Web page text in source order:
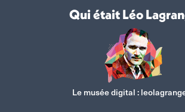
Qui était Léo
Le musée digital :